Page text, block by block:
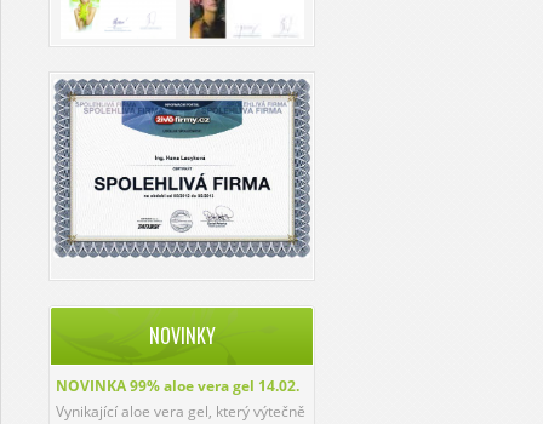
NOVINKY
NOVINKA 99% aloe vera gel 14.02.
Vynikající aloe vera gel, který výtečně